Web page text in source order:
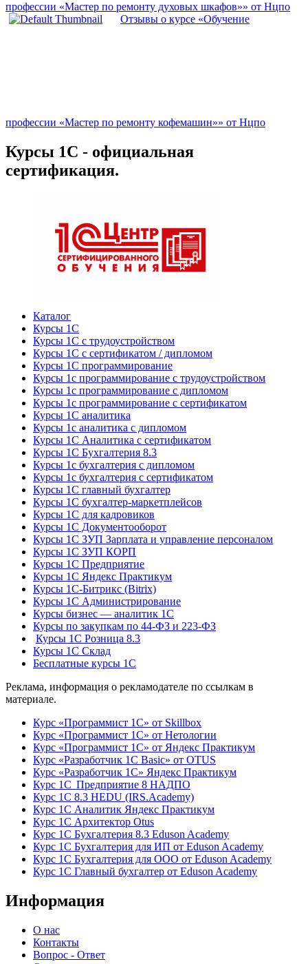
профессии «Мастер по ремонту духовых шкафов»» от Нцпо
Отзывы о курсе «Обучение
профессии «Мастер по ремонту кофемашин»» от Нцпо
Курсы 1С - официальная
сертификация.
Каталог
Курсы 1С
Курсы 1С с трудоустройством
Курсы 1С с сертификатом / дипломом
Курсы 1С программирование
Курсы 1с программирование с трудоустройством
Курсы 1с программирование с дипломом
Курсы 1с программирование с сертификатом
Курсы 1С аналитика
Курсы 1с аналитика с дипломом
Курсы 1С Аналитика с сертификатом
Курсы 1С Бухгалтерия 8.3
Курсы 1с бухгалтерия с дипломом
Курсы 1с бухгалтерия с сертификатом
Курсы 1С главный бухгалтер
Курсы 1С бухгалтер-маркетплейсов
Курсы 1С для кадровиков
Курсы 1С Документооборот
Курсы 1С ЗУП Зарплата и управление персоналом
Курсы 1С ЗУП КОРП
Курсы 1С Предприятие
Курсы 1С Яндекс Практикум
Курсы 1С-Битрикс (Bitrix)
Курсы 1С Администрирование
Курсы бизнес — аналитик 1С
Курсы по закупкам по 44‑ФЗ и 223‑ФЗ
Курсы 1С Розница 8.3
Курсы 1С Склад
Бесплатные курсы 1С
Реклама, информация о рекламодателе по ссылкам в
материале.
Курс «Программист 1С» от Skillbox
Курс «Программист 1С» от Нетологии
Курс «Программист 1С» от Яндекс Практикум
Курс «Разработчик 1С Basic» от OTUS
Курс «Разработчик 1С» Яндекс Практикум
Курс 1С Предприятие 8 НАДПО
Курс 1С 8.3 HEDU (IRS.Academy)
Курс 1С Аналитик Яндекс Практикум
Курс 1С Архитектор Otus
Курс 1С Бухгалтерия 8.3 Eduson Academy
Курс 1С Бухгалтерия для ИП от Eduson Academy
Курс 1С Бухгалтерия для ООО от Eduson Academy
Курс 1С Главный бухгалтер от Eduson Academy
Информация
О нас
Контакты
Вопрос - Ответ